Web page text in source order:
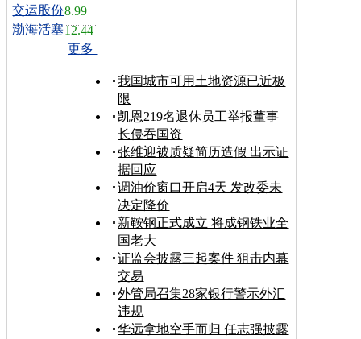
交运股份8.99
渤海活塞12.44
更多
我国城市可用土地资源已近极
限
凯恩219名退休员工举报董事
长侵吞国资
张维迎被质疑简历造假 出示证
据回应
调油价窗口开启4天 发改委未
决定降价
新鞍钢正式成立 将成钢铁业全
国老大
证监会披露三起案件 狙击内幕
交易
外管局召集28家银行警示外汇
违规
华远拿地空手而归 任志强披露